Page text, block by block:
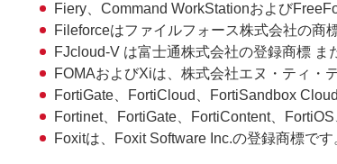
Fiery、Command WorkStationおよび
Fileforceはファイルフォース株式会社の商
FJcloud-V は富士通株式会社の登録商標 ま
FOMAおよびXiは、株式会社エヌ・ティ・
FortiGate、FortiCloud、FortiSandbox
Fortinet、FortiGate、FortiContent、
Foxitは、Foxit Software Inc.の登録商標です